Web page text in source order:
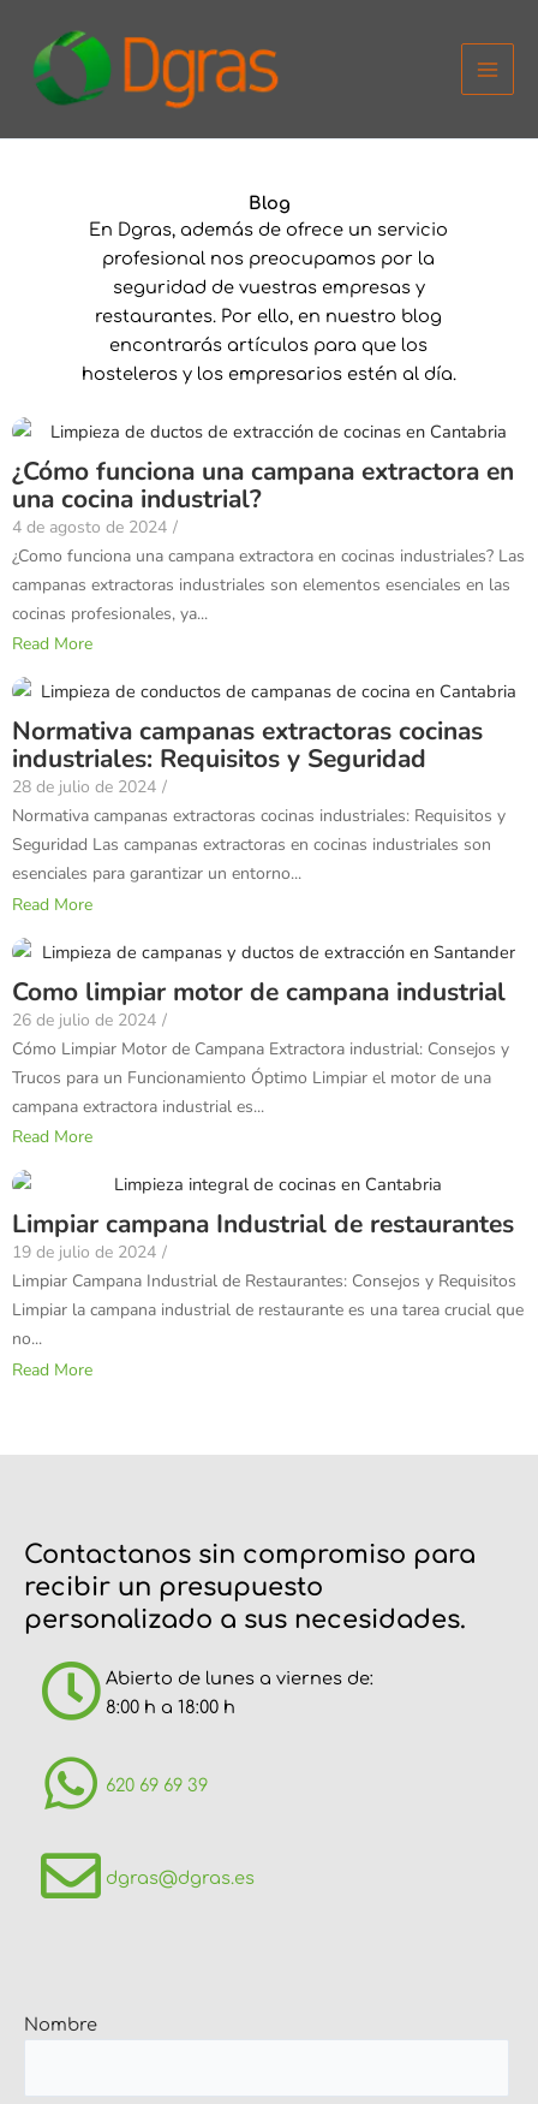
contenido
Blog
En Dgras, además de ofrece un servicio
profesional nos preocupamos por la
seguridad de vuestras empresas y
restaurantes. Por ello, en nuestro blog
encontrarás artículos para que los
hosteleros y los empresarios estén al día.
¿Cómo funciona una campana extractora en
una cocina industrial?
4 de agosto de 2024 /
¿Como funciona una campana extractora en cocinas industriales? Las
campanas extractoras industriales son elementos esenciales en las
cocinas profesionales, ya...
Read More
Normativa campanas extractoras cocinas
industriales: Requisitos y Seguridad
28 de julio de 2024 /
Normativa campanas extractoras cocinas industriales: Requisitos y
Seguridad Las campanas extractoras en cocinas industriales son
esenciales para garantizar un entorno...
Read More
Como limpiar motor de campana industrial
26 de julio de 2024 /
Cómo Limpiar Motor de Campana Extractora industrial: Consejos y
Trucos para un Funcionamiento Óptimo Limpiar el motor de una
campana extractora industrial es...
Read More
Limpiar campana Industrial de restaurantes
19 de julio de 2024 /
Limpiar Campana Industrial de Restaurantes: Consejos y Requisitos
Limpiar la campana industrial de restaurante es una tarea crucial que
no...
Read More
Contactanos sin compromiso para
recibir un presupuesto
personalizado a sus necesidades.
Abierto de lunes a viernes de:
8:00 h a 18:00 h
620 69 69 39
dgras@dgras.es
Nombre